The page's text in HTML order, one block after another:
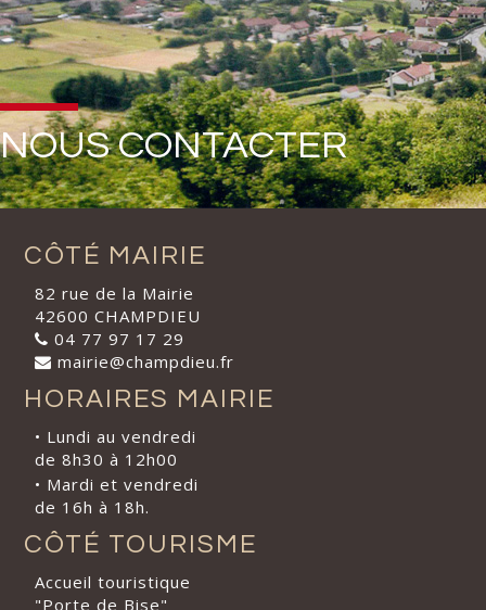
NOUS CONTACTER
CÔTÉ MAIRIE
82 rue de la Mairie
42600 CHAMPDIEU
04 77 97 17 29
mairie@champdieu.fr
HORAIRES MAIRIE
• Lundi au vendredi
de 8h30 à 12h00
• Mardi et vendredi
de 16h à 18h.
CÔTÉ TOURISME
Accueil touristique
"Porte de Bise"